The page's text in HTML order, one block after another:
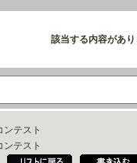
ンテスト
ンテスト